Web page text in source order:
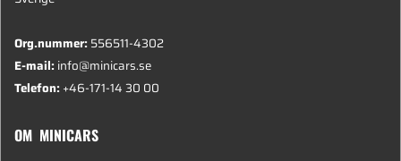
Org.nummer:556511-4302
E-mail:info@minicars.se
Telefon:+46-171-14 30 00
OM MINICARS